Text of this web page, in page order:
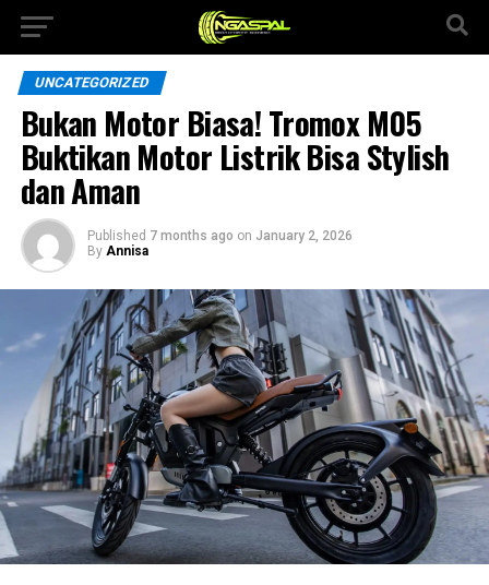
UNCATEGORIZED
Bukan Motor Biasa! Tromox M05
Buktikan Motor Listrik Bisa Stylish
dan Aman
Published 7 months ago on January 2, 2026
By Annisa